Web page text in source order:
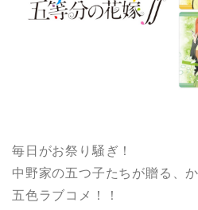
毎日がお祭り騒ぎ！
中野家の五つ子たちが贈る、
五色ラブコメ！！